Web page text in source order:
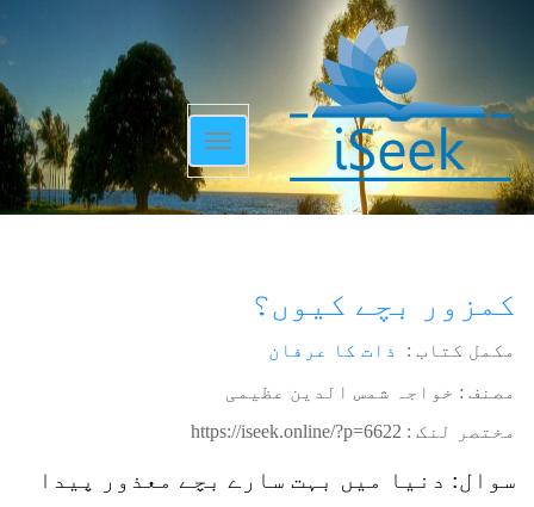
Toggle
navigation
کمزور بچے کیوں؟
مکمل کتاب : ذات کا عرفان
مصنف : خواجہ شمس الدین عظیمی
مختصر لنک : https://iseek.online/?p=6622
سوال: دنیا میں بہت سارے بچے معذور پیدا